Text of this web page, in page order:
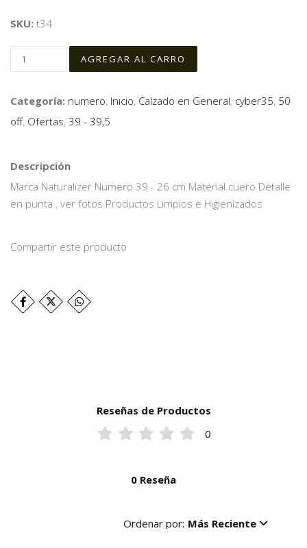
SKU: t34
Categoría: numero, Inicio, Calzado en General, cyber35, 50
off, Ofertas, 39 - 39,5
Descripción
Marca Naturalizer Numero 39 - 26 cm Material cuero Detalle
en punta , ver fotos Productos Limpios e Higienizados
Compartir este producto
Reseñas de Productos
0
0 Reseña
Ordenar por: Más Reciente